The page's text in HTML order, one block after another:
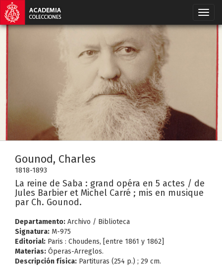
Gounod, Charles
1818-1893
La reine de Saba : grand opéra en 5 actes / de
Jules Barbier et Michel Carré ; mis en musique
par Ch. Gounod.
Departamento: Archivo / Biblioteca
Signatura: M-975
Editorial: Paris : Choudens, [entre 1861 y 1862]
Materias: Óperas-Arreglos.
Descripción física: Partituras (254 p.) ; 29 cm.